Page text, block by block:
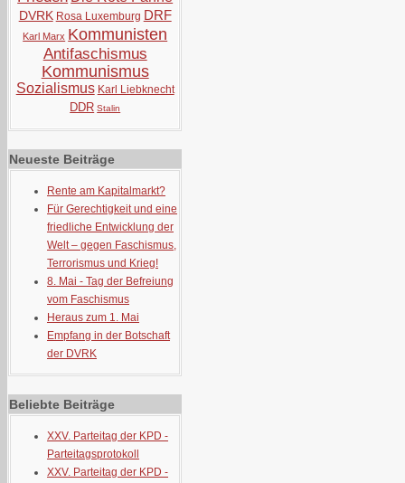
DVRK Rosa Luxemburg DRF
Karl Marx Kommunisten
Antifaschismus
Kommunismus
Sozialismus Karl Liebknecht
DDR Stalin
Neueste Beiträge
Rente am Kapitalmarkt?
Für Gerechtigkeit und eine
friedliche Entwicklung der
Welt – gegen Faschismus,
Terrorismus und Krieg!
8. Mai - Tag der Befreiung
vom Faschismus
Heraus zum 1. Mai
Empfang in der Botschaft
der DVRK
Beliebte Beiträge
XXV. Parteitag der KPD -
Parteitagsprotokoll
XXV. Parteitag der KPD -